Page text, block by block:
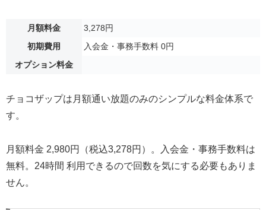
月額料金
3,278円
初期費用
入会金・事務手数料 0円
オプション料金
チョコザップは月額通い放題のみのシンプルな料金体系で
す。
月額料金 2,980円（税込3,278円）。入会金・事務手数料は
無料。24時間 利用できるので回数を気にする必要もありま
せん。